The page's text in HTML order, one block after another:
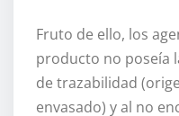
Fruto de ello, los
producto no poseía
de trazabilidad
envasado) y al no